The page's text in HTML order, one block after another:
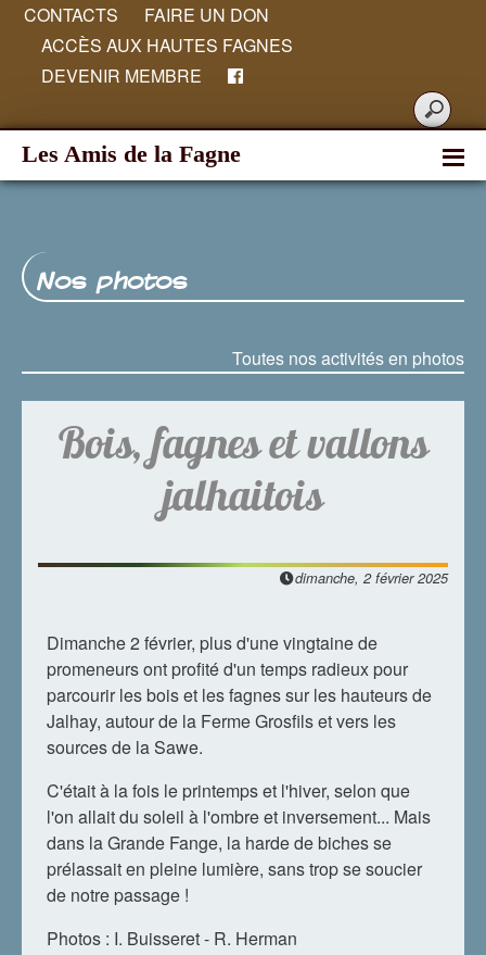
CONTACTS
FAIRE UN DON
ACCÈS AUX HAUTES FAGNES
DEVENIR MEMBRE
Les Amis de la Fagne
Nos photos
Toutes nos activités en photos
Bois, fagnes et vallons
jalhaitois
dimanche, 2 février 2025
Dimanche 2 février, plus d'une vingtaine de
promeneurs ont profité d'un temps radieux pour
parcourir les bois et les fagnes sur les hauteurs de
Jalhay, autour de la Ferme Grosfils et vers les
sources de la Sawe.
C'était à la fois le printemps et l'hiver, selon que
l'on allait du soleil à l'ombre et inversement... Mais
dans la Grande Fange, la harde de biches se
prélassait en pleine lumière, sans trop se soucier
de notre passage !
Photos : I. Buisseret - R. Herman